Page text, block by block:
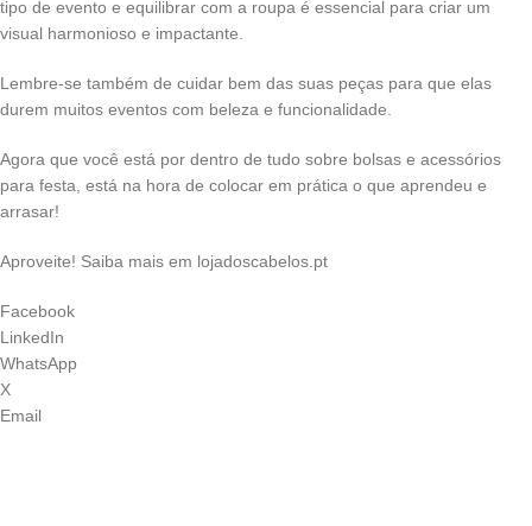
tipo de evento e equilibrar com a roupa é essencial para criar um
visual harmonioso e impactante.
Lembre-se também de cuidar bem das suas peças para que elas
durem muitos eventos com beleza e funcionalidade.
Agora que você está por dentro de tudo sobre bolsas e acessórios
para festa, está na hora de colocar em prática o que aprendeu e
arrasar!
Aproveite! Saiba mais em lojadoscabelos.pt
Facebook
LinkedIn
WhatsApp
X
Email